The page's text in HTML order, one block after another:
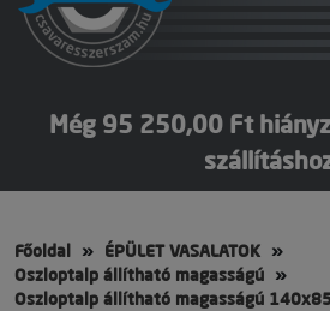
Még 95 250,00 Ft
Főoldal
ÉPÜLET VASALATOK
Oszloptalp állítható magasságú
Oszloptalp állítható magasságú